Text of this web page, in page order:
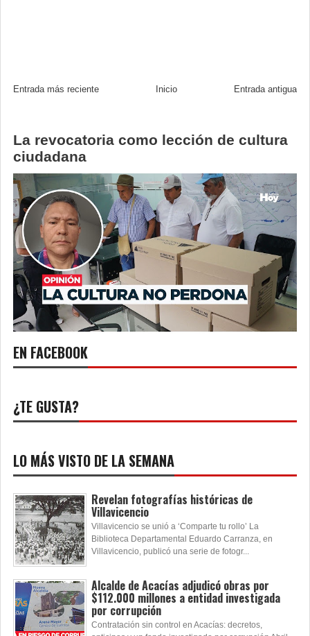
Entrada más reciente Entrada antigua
Inicio
La revocatoria como lección de cultura
ciudadana
EN FACEBOOK
¿TE GUSTA?
LO MÁS VISTO DE LA SEMANA
Revelan fotografías históricas de
Villavicencio
Villavicencio se unió a ‘Comparte tu rollo’ La
Biblioteca Departamental Eduardo Carranza, en
Villavicencio, publicó una serie de fotogr...
Alcalde de Acacías adjudicó obras por
$112.000 millones a entidad investigada
por corrupción
Contratación sin control en Acacías: decretos,